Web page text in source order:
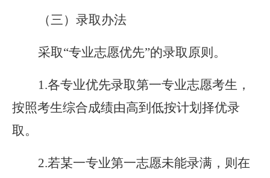
（三）录取办法
采取“专业志愿优先”的录取原则。
1.各专业优先录取第一专业志愿考生，
按照考生综合成绩由高到低按计划择优录
取。
2.若某一专业第一志愿未能录满，则在